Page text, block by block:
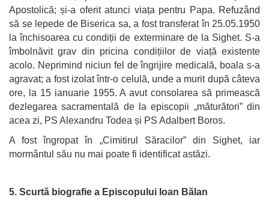
Apostolică; și-a oferit atunci viața pentru Papa. Refuzând
să se lepede de Biserica sa, a fost transferat în 25.05.1950
la închisoarea cu condiții de exterminare de la Sighet. S-a
îmbolnăvit grav din pricina condițiilor de viață existente
acolo. Neprimind niciun fel de îngrijire medicală, boala s-a
agravat; a fost izolat într-o celulă, unde a murit după câteva
ore, la 15 ianuarie 1955. A avut consolarea să primească
dezlegarea sacramentală de la episcopii „măturători” din
acea zi, PS Alexandru Todea și PS Adalbert Boros.
A fost îngropat în „Cimitirul Săracilor” din Sighet, iar
mormântul său nu mai poate fi identificat astăzi.
5. Scurtă biografie a Episcopului Ioan Bălan